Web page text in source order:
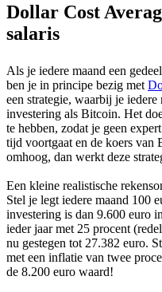
Dollar Cost
salaris
Als je iedere maand een
ben je in principe bezig met
een strategie, waarbij je
investering als Bitcoin. Het
te hebben, zodat je geen
tijd voortgaat en de koers van
omhoog, dan werkt deze
Een kleine realistische
Stel je legt iedere maand 100
investering is dan 9.600 euro
ieder jaar met 25 procent
nu gestegen tot 27.382 euro.
met een inflatie van twee
de 8.200 euro waard!